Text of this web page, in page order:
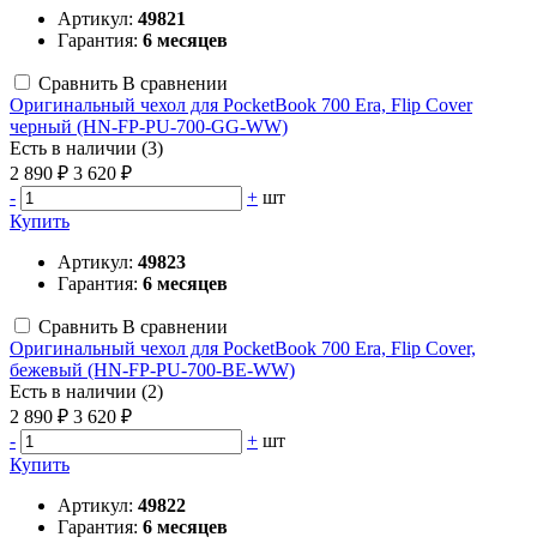
Артикул: 49821
Гарантия: 6 месяцев
Сравнить В сравнении
Оригинальный чехол для PocketBook 700 Era, Flip Cover
черный (HN-FP-PU-700-GG-WW)
Есть в наличии (3)
2 890 ₽ 3 620 ₽
-
+ шт
Купить
Артикул: 49823
Гарантия: 6 месяцев
Сравнить В сравнении
Оригинальный чехол для PocketBook 700 Era, Flip Cover,
бежевый (HN-FP-PU-700-BE-WW)
Есть в наличии (2)
2 890 ₽ 3 620 ₽
-
+ шт
Купить
Артикул: 49822
Гарантия: 6 месяцев